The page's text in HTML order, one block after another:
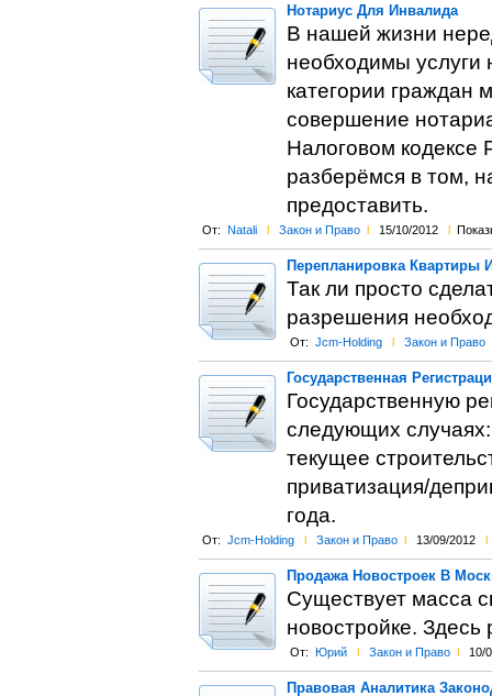
Нотариус Для Инвалида
В нашей жизни
необходимы услуги
категории граждан
совершение
Налоговом кодексе
разберёмся в том,
предоставить.
От: Natali l Закон и Право l 15/10/2012 l
Перепланировка Квартиры
Так ли просто
разрешения
От: Jcm-Holding l Закон и Право
Государственная
Государственную
следующих
текущее
приватизация/
года.
От: Jcm-Holding l Закон и Право l 13/09/2012 l
Продажа Новостроек В
Существует масса
новостройке.
От: Юрий l Закон и Право l 10/
Правовая Аналитика